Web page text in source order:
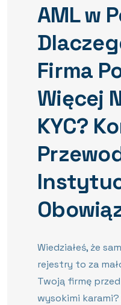
AML w
Firma
Więcej
KYC?
Wiedziałeś, że
rejestry to za
Twoją firmę
wysokimi karami?